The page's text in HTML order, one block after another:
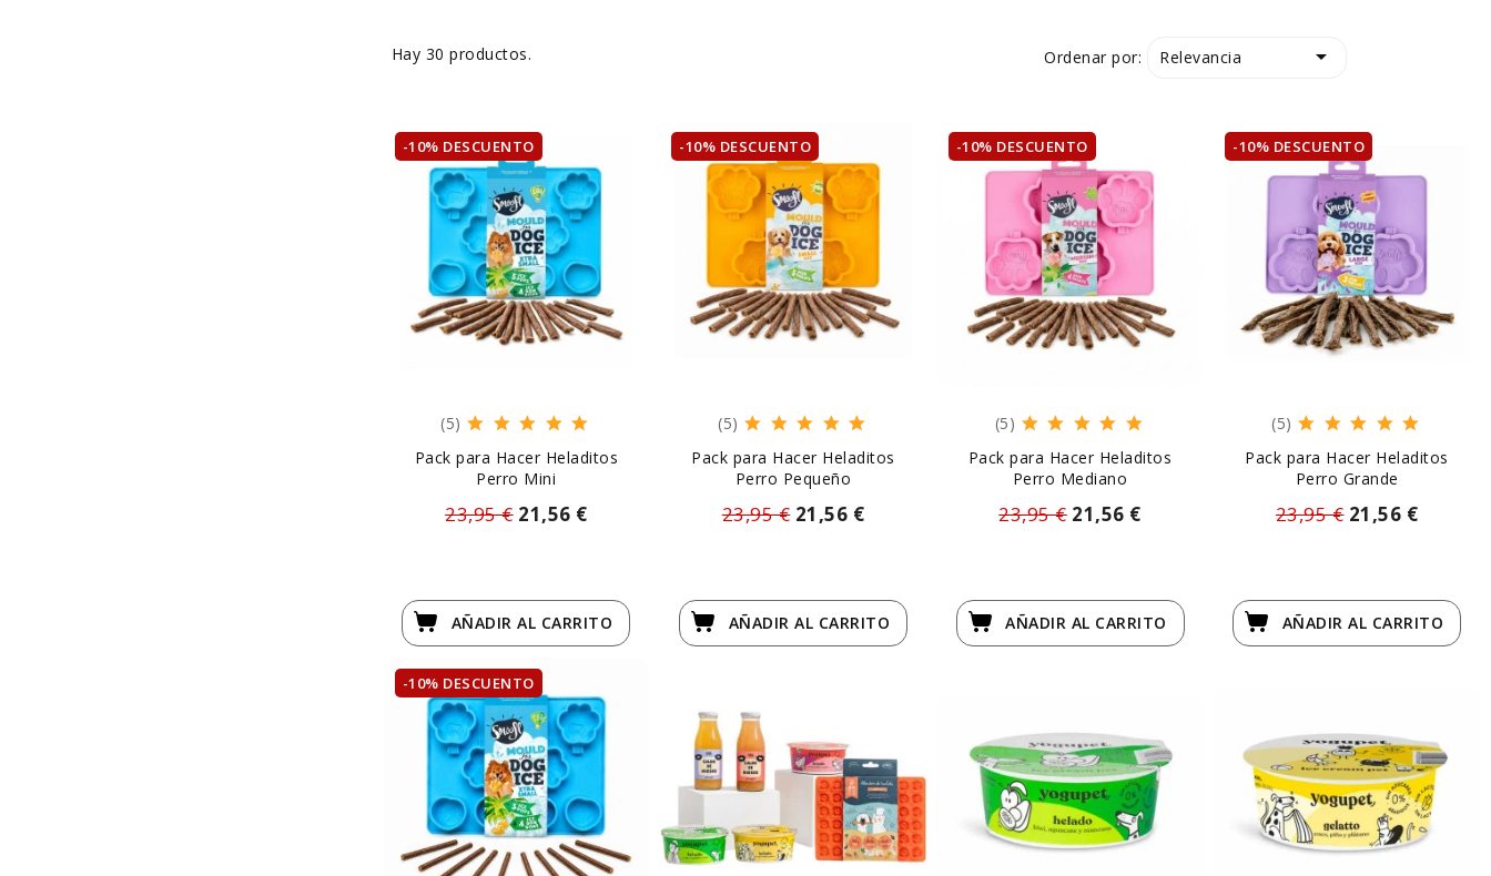
Hay 30 productos. Ordenar por: Relevancia 
-10% DESCUENTO
(5)
Pack para Hacer Heladitos
Perro Mini
23,95 € 21,56 €
AÑADIRAL CARRITO
-10% DESCUENTO
(5)
Pack para Hacer Heladitos
Perro Pequeño
23,95 € 21,56 €
AÑADIR AL CARRITO
-10% DESCUENTO
(5)
Pack para Hacer Heladitos
Perro Mediano
23,95 € 21,56 €
AÑADIR AL CARRITO
-10% DESCUENTO
(5)
Pack para Hacer Heladitos
Perro Grande
23,95 € 21,56 €
AÑADIRAL CARRITO
-10% DESCUENTO